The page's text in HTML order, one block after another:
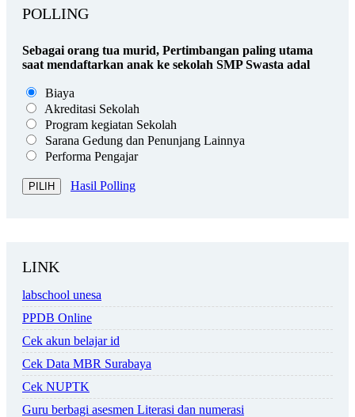
POLLING
Sebagai orang tua murid, Pertimbangan paling utama
saat mendaftarkan anak ke sekolah SMP Swasta adal
Biaya
Akreditasi Sekolah
Program kegiatan Sekolah
Sarana Gedung dan Penunjang Lainnya
Performa Pengajar
Hasil Polling
LINK
labschool unesa
PPDB Online
Cek akun belajar id
Cek Data MBR Surabaya
Cek NUPTK
Guru berbagi asesmen Literasi dan numerasi